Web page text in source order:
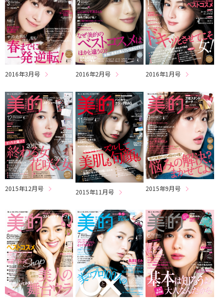
2016年3月号 2016年2月号 2016年1月号
2015年12月号 2015年11月号 2015年9月号